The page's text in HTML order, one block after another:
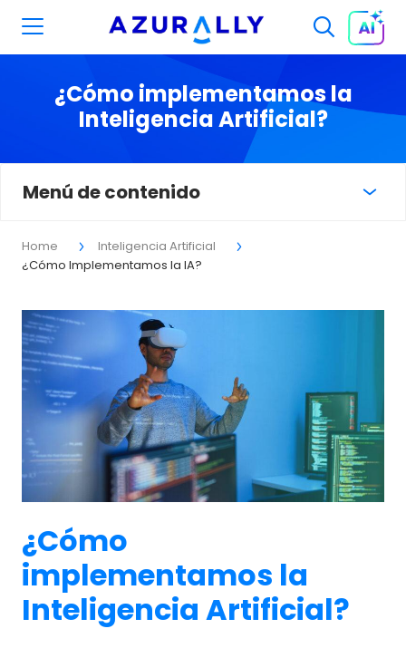
¿Cómo implementamos la
Inteligencia Artificial?
Home
Inteligencia Artificial
¿Cómo Implementamos la IA?
Menú de contenido
¿Cómo
implementamos la
Inteligencia Artificial?